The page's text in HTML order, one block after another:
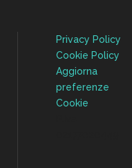
Privacy Policy
Cookie Policy
Aggiorna
preferenze
Cookie